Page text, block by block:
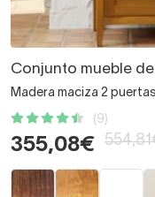
Conjunto mueble
Madera maciza 2
(9)
355,08€